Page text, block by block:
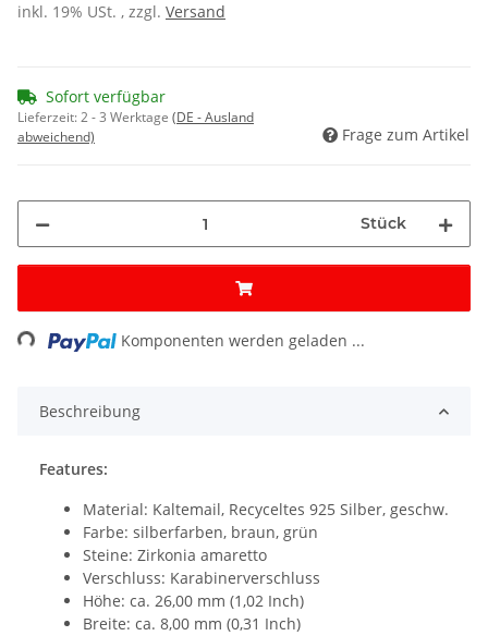
inkl. 19% USt. , zzgl. Versand
Sofort verfügbar
Lieferzeit:2 - 3 Werktage (DE - Ausland
abweichend)
Frage zum Artikel
Stück
Komponenten werden geladen ...
Beschreibung
Features:
Material: Kaltemail, Recyceltes 925 Silber, geschw.
Farbe: silberfarben, braun, grün
Steine: Zirkonia amaretto
Verschluss: Karabinerverschluss
Höhe: ca. 26,00 mm (1,02 Inch)
Breite: ca. 8,00 mm (0,31 Inch)